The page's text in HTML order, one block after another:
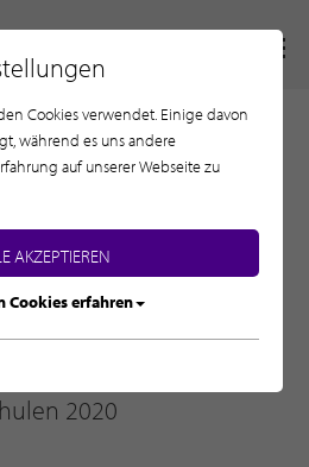
2020
Cookies verwendet. Einige davon
während es uns andere
auf unserer Webseite zu
AKZEPTIEREN
Cookies erfahren